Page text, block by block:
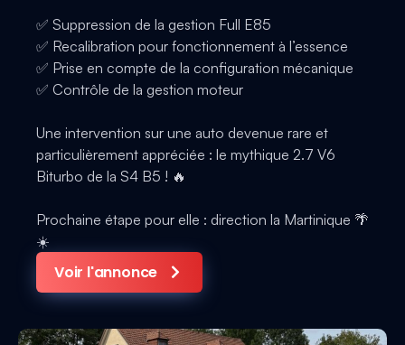
✅ Suppression de la gestion Full E85
✅ Recalibration pour fonctionnement à l’essence
✅ Prise en compte de la configuration mécanique
✅ Contrôle de la gestion moteur
Une intervention sur une auto devenue rare et
particulièrement appréciée : le mythique 2.7 V6
Biturbo de la S4 B5 ! 🔥
Prochaine étape pour elle : direction la Martinique 🌴
☀️
Voir l'annonce